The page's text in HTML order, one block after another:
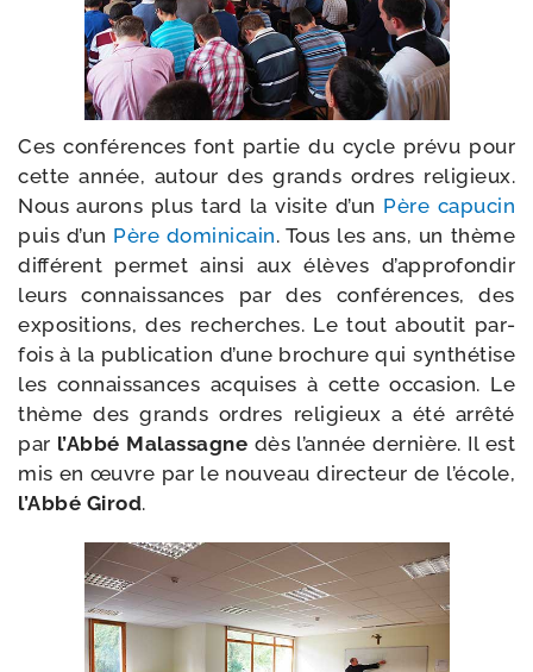
Ces confé­rences font par­tie du cycle pré­vu pour
cette année, autour des grands ordres reli­gieux.
Nous aurons plus tard la visite d’un Père capu­cin
puis d’un Père domi­ni­cain. Tous les ans, un thème
dif­fé­rent per­met ain­si aux élèves d’approfondir
leurs connais­sances par des confé­rences, des
expo­si­tions, des recherches. Le tout abou­tit par­
fois à la publi­ca­tion d’une bro­chure qui syn­thé­tise
les connais­sances acquises à cette occa­sion. Le
thème des grands ordres reli­gieux a été arrê­té
par l’Abbé Malassagne dès l’année der­nière. Il est
mis en œuvre par le nou­veau direc­teur de l’école,
l’Abbé Girod.